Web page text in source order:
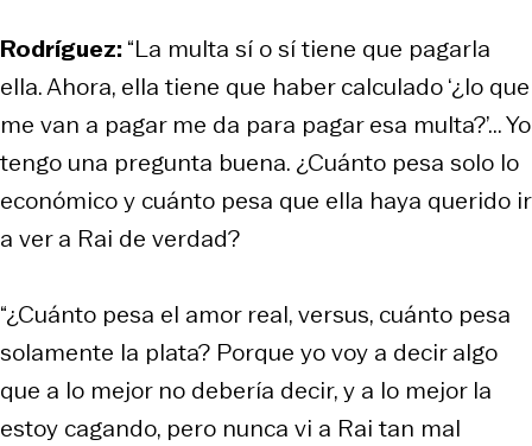
Rodríguez:“La multa sí o sí tiene que pagarla
ella. Ahora, ella tiene que haber calculado ‘¿lo que
me van a pagar me da para pagar esa multa?’... Yo
tengo una pregunta buena. ¿Cuánto pesa solo lo
económico y cuánto pesa que ella haya querido ir
a ver a Rai de verdad?
“¿Cuánto pesa el amor real, versus, cuánto pesa
solamente la plata? Porque yo voy a decir algo
que a lo mejor no debería decir, y a lo mejor la
estoy cagando, pero nunca vi a Rai tan mal